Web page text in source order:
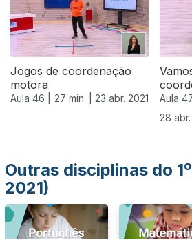
Jogos de coordenação
motora
Aula 46 | 27 min. | 23 abr. 2021 Aula 47
28 abr.
Outras disciplinas do
2021)